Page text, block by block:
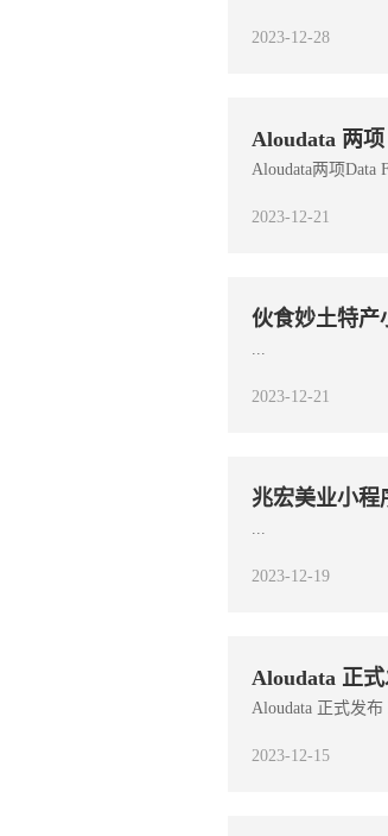
2023-12-28
Aloudata 两
Aloudata两项Data
2023-12-21
伙食妙土特产
...
2023-12-21
兆宏美业小程
...
2023-12-19
Aloudata 正
Aloudata 正式发
2023-12-15